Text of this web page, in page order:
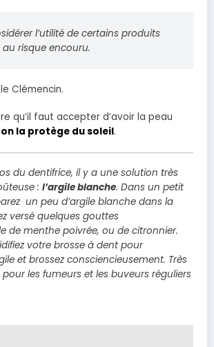
l’utilité de certains produits
risque encouru.
Clémencin.
qu’il faut accepter d’avoir la peau
la protège du soleil.
du dentifrice, il y a une solution très
: l’argile blanche. Dans un petit
un peu d’argile blanche dans la
versé quelques gouttes
de menthe poivrée, ou de citronnier.
votre brosse à dent pour
et brossez consciencieusement. Très
les fumeurs et les buveurs réguliers